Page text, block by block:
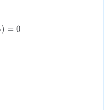
) = 0